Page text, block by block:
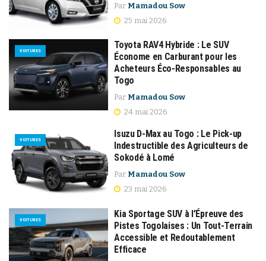
Par Mamadou Sow
25 mai 2026
VOITURES
Toyota RAV4 Hybride : Le SUV
Économe en Carburant pour les
Acheteurs Éco-Responsables au
Togo
Par Mamadou Sow
24 mai 2026
VOITURES
Isuzu D-Max au Togo : Le Pick-up
Indestructible des Agriculteurs de
Sokodé à Lomé
Par Mamadou Sow
23 mai 2026
VOITURES
Kia Sportage SUV à l’Épreuve des
Pistes Togolaises : Un Tout-Terrain
Accessible et Redoutablement
Efficace